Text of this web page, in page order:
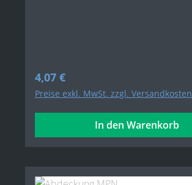
Regulärer Preis:
4,07 €
Preise exkl. MwSt. zzgl. Versandkosten
In den Warenkorb